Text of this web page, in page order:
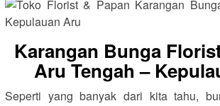
Karangan Bunga
Aru Tengah –
Seperti yang banyak dari kita tahu,